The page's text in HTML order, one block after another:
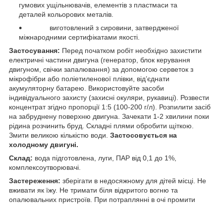
гумових ущільнювачів, елементів з пластмаси та
деталей кольорових металів.
виготовлений з сировини, затвердженої
міжнародними сертифікатами якості.
Застосування: Перед початком робіт необхідно захистити
електричні частини двигуна (генератор, блок керування
двигуном, свічки запалювання) за допомогою серветок з
мікрофібри або поліетиленової плівки, від’єднати
акумуляторну батарею. Використовуйте засоби
індивідуального захисту (захисні окуляри, рукавиці). Розвести
концентрат згідно пропорції 1:5 (100-200 г/л). Розпилити засіб
на забруднену поверхню двигуна. Зачекати 1-2 хвилини поки
рідина розчинить бруд. Складні плями обробити щіткою.
Змити великою кількістю води. Застосовується на
холодному двигуні.
Склад: вода підготовлена, луги, ПАР від 0,1 до 1%,
комплексоутворювачі.
Застереження: зберігати в недосяжному для дітей місці. Не
вживати як їжу. Не тримати біля відкритого вогню та
опалювальних пристроїв. При потраплянні в очі промити